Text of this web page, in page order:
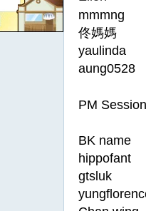
佟媽媽
PM Session
BK
gtsluk